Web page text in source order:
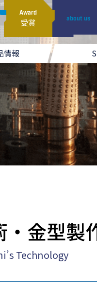
Award
受賞 about us
情報
・⾦型製
Technology